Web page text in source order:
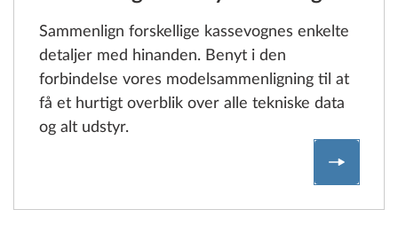
Sammenlign forskellige kassevognes enkelte
detaljer med hinanden. Benyt i den
forbindelse vores modelsammenligning til at
få et hurtigt overblik over alle tekniske data
og alt udstyr.